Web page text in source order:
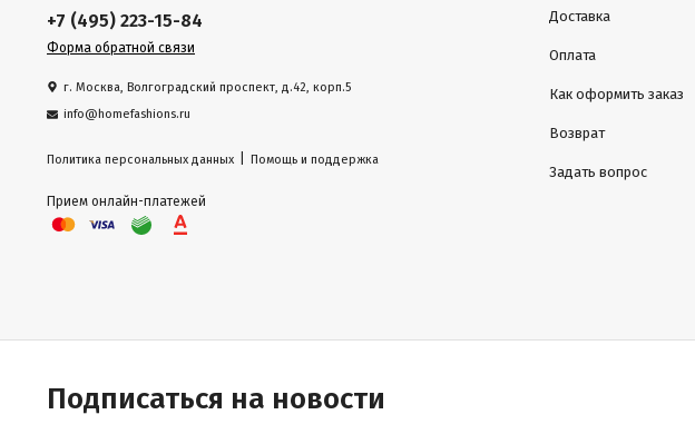
+7 (495) 223-15-84
Форма обратной связи
г. Москва, Волгоградский проспект, д.42, корп.5
info@homefashions.ru
Политика персональных данных Помощь и поддержка
Прием онлайн-платежей
Доставка
Оплата
Как оформить заказ
Возврат
Задать вопрос
Подписаться на новости